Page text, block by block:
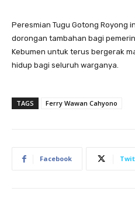
Peresmian Tugu Gotong Royong
dorongan tambahan bagi
Kebumen untuk terus bergerak
hidup bagi seluruh warganya.
TAGS Ferry Wawan Cahyono
Facebook